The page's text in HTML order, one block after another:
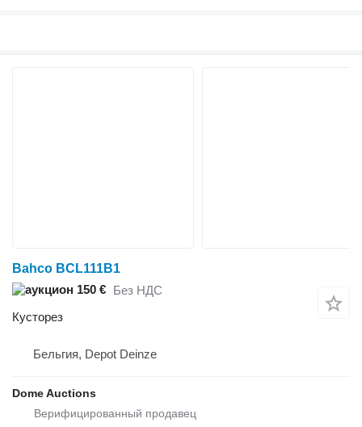
Bahco BCL111B1
150 € Без НДС
Кусторез
Бельгия, Depot Deinze
Dome Auctions